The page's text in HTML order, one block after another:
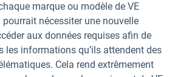
marque ou modèle de VE
nécessiter une nouvelle
aux données requises afin de
les informations qu’ils attendent des
Cela rend extrêmement